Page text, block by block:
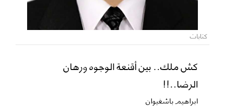
كتابات
كش ملك.. بين أقنعة الوجوه ورهان
الرضا..!!
ابراهيم باشغيوان